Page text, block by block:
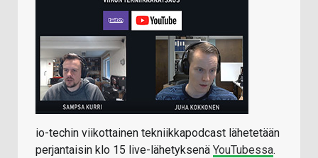
io-techin viikottainen tekniikkapodcast lähetetään
perjantaisin klo 15 live-lähetyksenä YouTubessa.